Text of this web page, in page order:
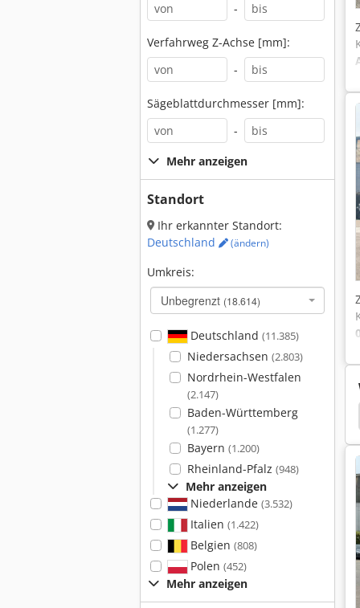
-
Verfahrweg Z-Achse [mm]:
-
Sägeblattdurchmesser [mm]:
-
Mehr anzeigen
Standort
Ihr erkannter Standort:
Deutschland
(ändern)
Umkreis:
Unbegrenzt (18.614)
Deutschland (11.385)
Niedersachsen (2.803)
Nordrhein-Westfalen
(2.147)
Baden-Württemberg
(1.277)
Bayern (1.200)
Rheinland-Pfalz (948)
Mehr anzeigen
Niederlande (3.532)
Italien (1.422)
Belgien (808)
Polen (452)
Mehr anzeigen
Mercedes Benz Kipper